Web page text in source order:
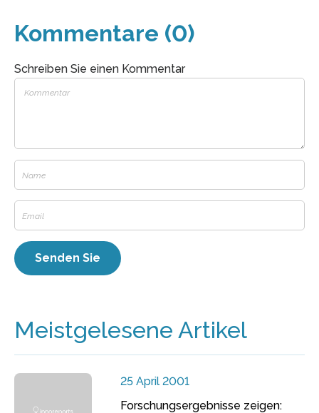
Kommentare (0)
Schreiben Sie einen Kommentar
Meistgelesene Artikel
25 April 2001
Forschungsergebnisse zeigen: